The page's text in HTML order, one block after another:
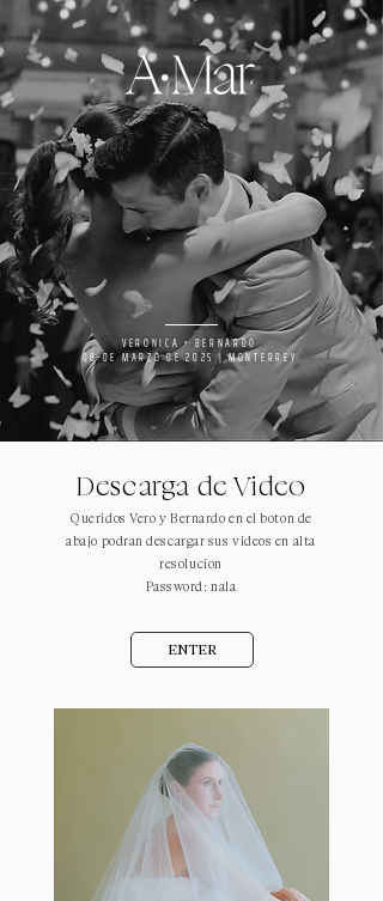
VERONICA • BERNARDO
08 DE MARZO DE 2025 | MONTERREY
Descarga de Video
Queridos Vero y Bernardo en el boton de
abajo podran descargar sus videos en alta
resolucion
Password: nala
ENTER